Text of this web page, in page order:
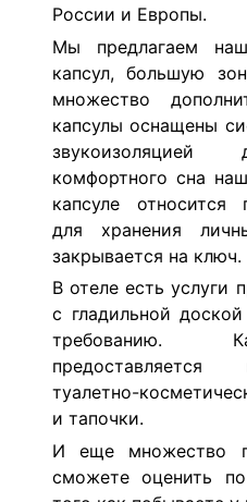
России и Европы.
Мы предлагаем
капсул, большую
множество
капсулы оснащены
звукоизоляцией
комфортного сна
капсуле относится
для хранения
закрывается на ключ.
В отеле есть услуги
с гладильной
требованию.
туалетно-
и тапочки.
И еще множество
сможете оценить